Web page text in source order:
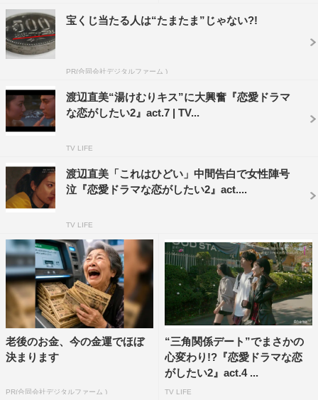
35票とダントツの票数を集めて1位を獲得したのは、こ
れまで4回ペアを組み、番組唯一の“両想いカップル”であ
くとミケのペア。演技指導の澤田育子先生より「観客の皆
さんがお2人のキスが一番見たかったと言っています」と
告げられると、ミケは喜びのあまり大粒の涙を流す。
恋愛経験の少ないミケにとって、今回のキスシーンはお
よそ“7年ぶりのキス”となることから、スタジオは「キス
のブランク」の話題に。福徳から「キスしていない期間の
最長はどのくらい？」と話を降られた渡辺は「今です、3
年くらいキスしてません」と明かし、スタジオは驚きに包
宝くじ当たる人は“たまたま”じゃない?!
PR(合同会社デジタルファーム )
渡辺直美“湯けむりキス”に大興奮『恋愛ドラマ
な恋がしたい2』act.7 | TV...
TV LIFE
渡辺直美「これはひどい」中間告白で女性陣号
泣『恋愛ドラマな恋がしたい2』act....
TV LIFE
老後のお金、今の金運でほぼ
決まります
PR(合同会社デジタルファーム )
“三角関係デート”でまさかの
心変わり!?『恋愛ドラマな恋
がしたい2』act.4 ...
TV LIFE